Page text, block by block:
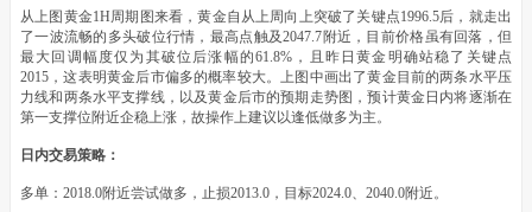
从上图黄金1H周期图来看，黄金自从上周向上突破了关键点1996.5后，就走出
了一波流畅的多头破位行情，最高点触及2047.7附近，目前价格虽有回落，但
最大回调幅度仅为其破位后涨幅的61.8%，且昨日黄金明确站稳了关键点
2015，这表明黄金后市偏多的概率较大。上图中画出了黄金目前的两条水平压
力线和两条水平支撑线，以及黄金后市的预期走势图，预计黄金日内将逐渐在
第一支撑位附近企稳上涨，故操作上建议以逢低做多为主。
日内交易策略：
多单：2018.0附近尝试做多，止损2013.0，目标2024.0、2040.0附近。